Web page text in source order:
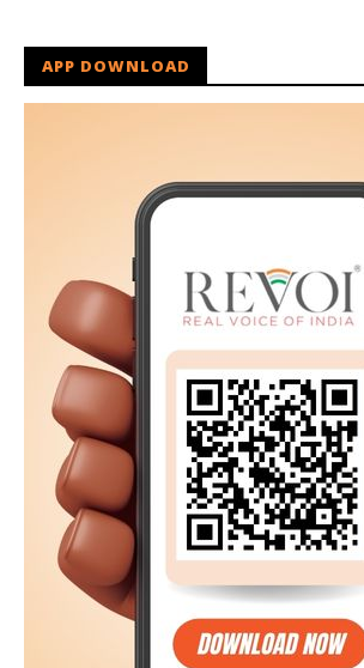
APP DOWNLOAD